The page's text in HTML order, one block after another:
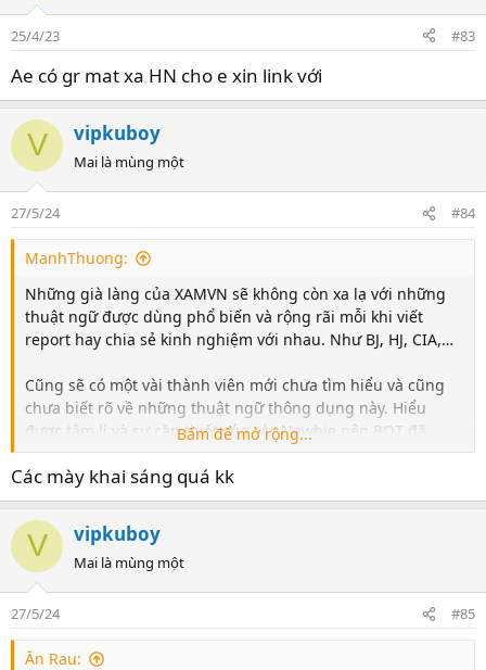
25/4/23 #83
Ae có gr mat xa HN cho e xin link với
V vipkuboy
Mai là mùng một
27/5/24 #84
ManhThuong:
Những già làng của XAMVN sẽ không còn xa lạ với những
thuật ngữ được dùng phổ biến và rộng rãi mỗi khi viết
report hay chia sẻ kinh nghiệm với nhau. Như BJ, HJ, CIA,…
Cũng sẽ có một vài thành viên mới chưa tìm hiểu và cũng
chưa biết rõ về những thuật ngữ thông dụng này. Hiểu
được tâm lí và sự cần thiết của các Newbie nên BQT đã
thống kê và chắt lọc những tuyệt kĩ tinh hoa của nhân loại
đưa vào những tâm hồn còn “mới mẻ” và “ ngây thơ” của
Diễn Đàn những thông tin bổ ích giúp quý anh em có một
tư duy sáng suốt và hiểu được sâu hơn về bộ môn nghệ
thuật đã làm các anh em điên đảo.
Có rất nhiều cách gọi từ những khu vực, vị trí địa lí khác
nhau, nhưng BJ, HJ và CIA là những thuật ngữ được dùng
nhiều nhất và gần gũi nhất đối với người sử dụng nó, rất
thông dụng trong cộng đồng 16+ rộng lớn. Hiểu được BJ, HJ
Bấm để mở rộng...
Các mày khai sáng quá kk
V vipkuboy
Mai là mùng một
27/5/24 #85
Ăn Rau: